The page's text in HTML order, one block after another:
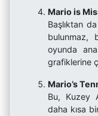
Mario is
Başlıktan
bulunmaz,
oyunda
grafiklerine
Mario’s
Bu, Kuzey
daha kısa